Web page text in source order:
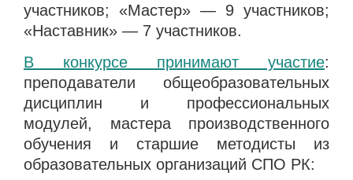
участников; «Мастер» — 9 участников;
«Наставник» — 7 участников.
В конкурсе принимают участие:
преподаватели общеобразовательных
дисциплин и профессиональных
модулей, мастера производственного
обучения и старшие методисты из
образовательных организаций СПО РК: